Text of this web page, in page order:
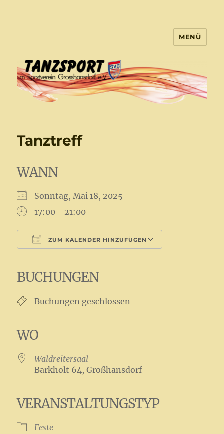
MENÜ
Tanztreff
WANN
Sonntag, Mai 18, 2025
17:00 - 21:00
ZUM KALENDER HINZUFÜGEN
BUCHUNGEN
Buchungen geschlossen
WO
Waldreitersaal
Barkholt 64, Großhansdorf
VERANSTALTUNGSTYP
Feste